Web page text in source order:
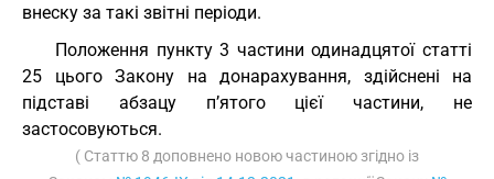
внеску за такі звітні періоди.
Положення пункту 3 частини одинадцятої статті
25 цього Закону на донарахування, здійснені на
підставі абзацу п’ятого цієї частини, не
застосовуються.
( Статтю 8 доповнено новою частиною згідно із